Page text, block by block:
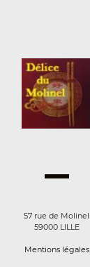
57 rue de Molinel
59000 LILLE
Mentions légales